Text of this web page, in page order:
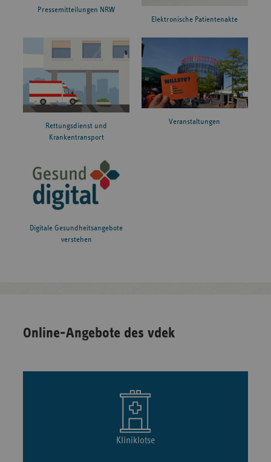
Pressemitteilungen NRW
Elektronische Patientenakte
Rettungsdienst und
Krankentransport
Veranstaltungen
Digitale Gesundheitsangebote
verstehen
Online-Angebote des vdek
Kliniklotse